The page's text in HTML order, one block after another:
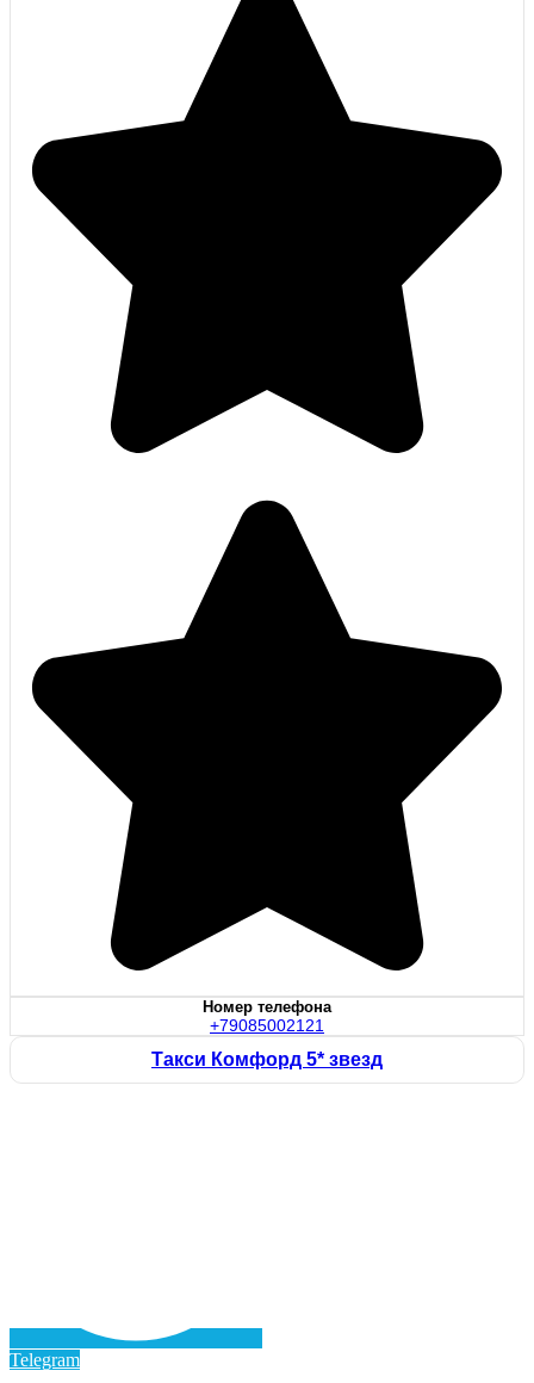
Номер телефона
+79085002121
Такси Комфорд 5* звезд
Telegram